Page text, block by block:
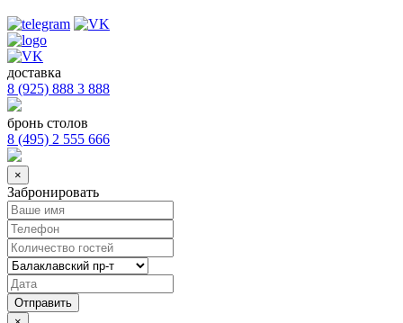
доставка
8 (925) 888 3 888
бронь столов
8 (495) 2 555 666
×
Забронировать